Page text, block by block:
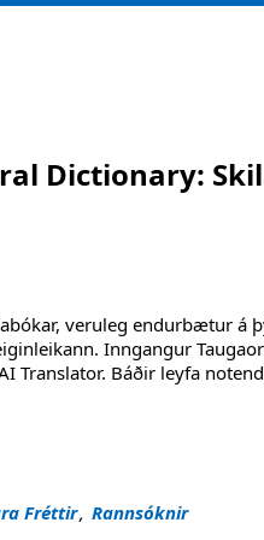
Dictionary:
veruleg endurbætur á
Inngangur
Translator. Báðir leyfa
hærri hugtökum
Fréttir, Rannsóknir